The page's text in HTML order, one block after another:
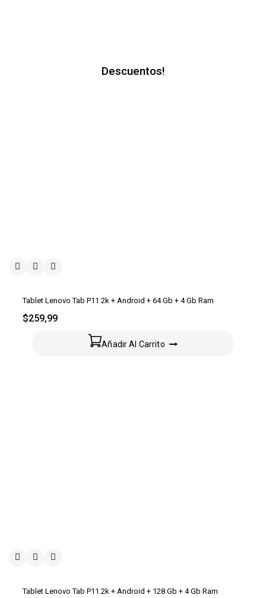
Descuentos!
Tablet Lenovo Tab P11 2k + Android + 64 Gb + 4 Gb Ram
$259,99
Añadir Al Carrito
Tablet Lenovo Tab P11 2k + Android + 128 Gb + 4 Gb Ram